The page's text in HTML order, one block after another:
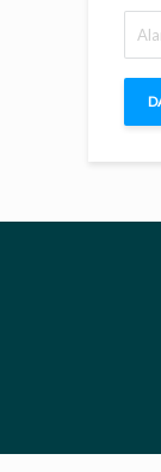
Surat